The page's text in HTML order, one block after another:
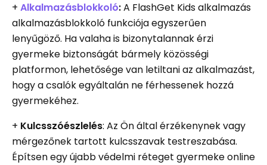
+ Alkalmazásblokkoló:A FlashGet Kids alkalmazás
alkalmazásblokkoló funkciója egyszerűen
lenyűgöző. Ha valaha is bizonytalannak érzi
gyermeke biztonságát bármely közösségi
platformon, lehetősége van letiltani az alkalmazást,
hogy a csalók egyáltalán ne férhessenek hozzá
gyermekéhez.
+ Kulcsszóészlelés: Az Ön által érzékenynek vagy
mérgezőnek tartott kulcsszavak testreszabása.
Építsen egy újabb védelmi réteget gyermeke online